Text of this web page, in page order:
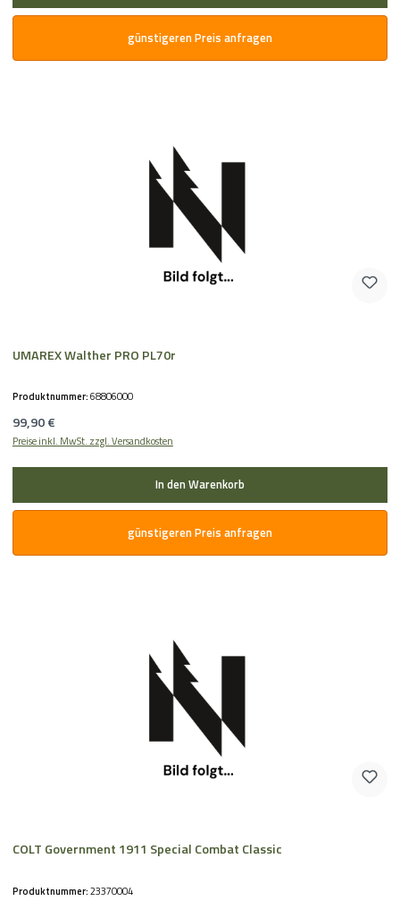
günstigeren Preis anfragen
UMAREX Walther PRO PL70r
Produktnummer:68806000
Regulärer Preis:
99,90 €
Preise inkl. MwSt. zzgl. Versandkosten
In den Warenkorb
günstigeren Preis anfragen
COLT Government 1911 Special Combat Classic
Produktnummer:23370004